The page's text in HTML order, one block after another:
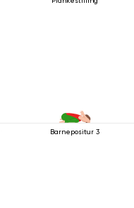
Barnepositur 3